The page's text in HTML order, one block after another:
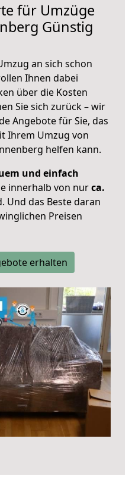
für Umzüge
Günstig
an sich schon
Ihnen dabei
über die Kosten
Sie sich zurück – wir
Angebote für Sie, das
Ihrem Umzug von
helfen kann.
und einfach
innerhalb von nurca.
Und das Beste daran
Preisen
erhalten